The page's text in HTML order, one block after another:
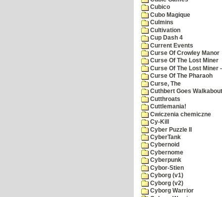
Cubico
Cubo Magique
Culmins
Cultivation
Cup Dash 4
Current Events
Curse Of Crowley Manor
Curse Of The Lost Miner
Curse Of The Lost Miner
Curse Of The Pharaoh
Curse, The
Cuthbert Goes Walkabout
Cutthroats
Cuttlemania!
Cwiczenia chemiczne
Cy-Kill
Cyber Puzzle II
CyberTank
Cybernoid
Cybernome
Cyberpunk
Cybor-Stien
Cyborg (v1)
Cyborg (v2)
Cyborg Warrior